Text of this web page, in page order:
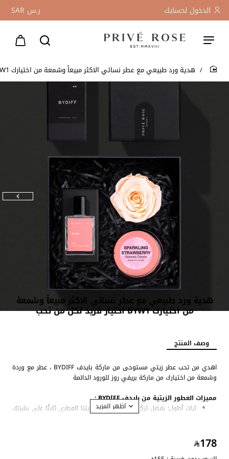
الدخول لحسابك ر.س SAR
home هدية ورد طبيعي مع عطر نسائي الاكثر مبيعاً وشمعة من اختيارك BYW1
هدية ورد طبيعي مع عطر نسائي الاكثر مبيعاً وشمعة
من اختيارك BYW1 اختيار فريد لكل من تحب
وصف المنتج
اهدي من تحب عطر زيتي مستوحى من ماركة بايدف BYDIFF ، عطر مع وردة
وشمعة من اختيارك من ماركة بريفي روز للورود الدائمة
مميزات العطور الزيتية من بايدف BYDIFF :
ثبات أطول: بفضل تركيزه العالي، يبقى زيتنا العطري ثابتًا على بشرتك
يجعله مناسبًا للبشرة الحساسة. 178